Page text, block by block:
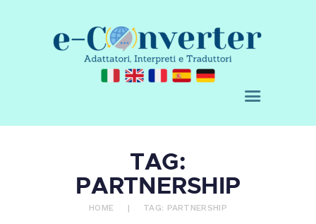
TAG:
PARTNERSHIP
HOME TAG: PARTNERSHIP
E-CONVERTER - AGENZIA DI
TRADUZIONE
Adattatori, Interpreti e Traduttori
ACQUISTA
BLOG